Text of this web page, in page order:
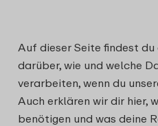
Auf dieser Seite findest
darüber, wie und welche
verarbeiten, wenn du
Auch erklären wir dir hier,
benötigen und was deine